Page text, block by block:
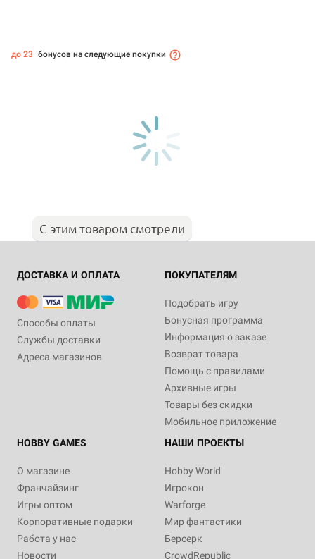
до 23 бонусов на следующие покупки
С этим товаром смотрели
ДОСТАВКА И ОПЛАТА
Способы оплаты
Службы доставки
Адреса магазинов
ПОКУПАТЕЛЯМ
Подобрать игру
Бонусная программа
Информация о заказе
Возврат товара
Помощь с правилами
Архивные игры
Товары без скидки
Мобильное приложение
HOBBY GAMES
О магазине
Франчайзинг
Игры оптом
Корпоративные подарки
Работа у нас
Новости
НАШИ ПРОЕКТЫ
Hobby World
Игрокон
Warforge
Мир фантастики
Берсерк
CrowdRepublic